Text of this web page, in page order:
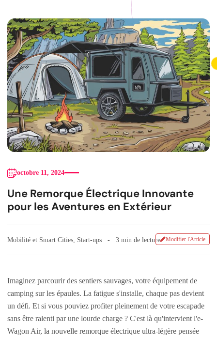
octobre 11, 2024
Une Remorque Électrique Innovante
pour les Aventures en Extérieur
Mobilité et Smart Cities Start-ups 3 min de lecture Modifier l'Article
Imaginez parcourir des sentiers sauvages, votre équipement de
camping sur les épaules. La fatigue s'installe, chaque pas devient
un défi. Et si vous pouviez profiter pleinement de votre escapade
sans être ralenti par une lourde charge ? C'est là qu'intervient l'e-
Wagon Air, la nouvelle remorque électrique ultra-légère pensée